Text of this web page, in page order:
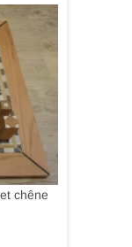
chêne